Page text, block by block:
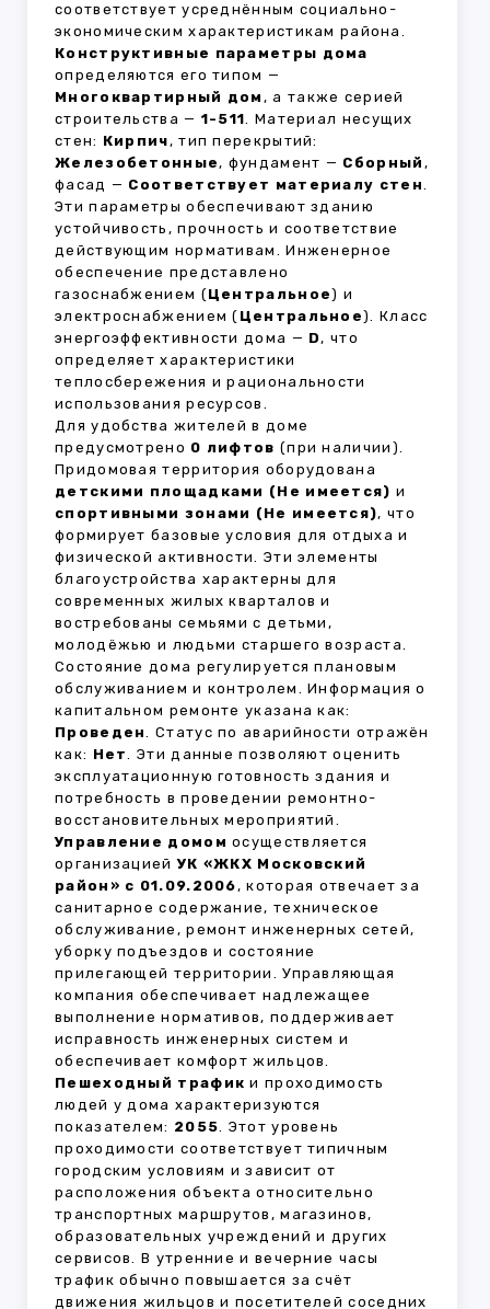
соответствует усреднённым социально-
экономическим характеристикам района.
Конструктивные параметры дома
определяются его типом —
Многоквартирный дом , а также серией
строительства — 1-511. Материал несущих
стен: Кирпич, тип перекрытий:
Железобетонные, фундамент — Сборный ,
фасад — Соответствует материалу стен.
Эти параметры обеспечивают зданию
устойчивость, прочность и соответствие
действующим нормативам. Инженерное
обеспечение представлено
газоснабжением (Центральное) и
электроснабжением ( Центральное). Класс
энергоэффективности дома — D, что
определяет характеристики
теплосбережения и рациональности
использования ресурсов.
Для удобства жителей в доме
предусмотрено 0 лифтов (при наличии).
Придомовая территория оборудована
детскими площадками (Не имеется) и
спортивными зонами (Не имеется), что
формирует базовые условия для отдыха и
физической активности. Эти элементы
благоустройства характерны для
современных жилых кварталов и
востребованы семьями с детьми,
молодёжью и людьми старшего возраста.
Состояние дома регулируется плановым
обслуживанием и контролем. Информация о
капитальном ремонте указана как:
Проведен. Статус по аварийности отражён
как: Нет. Эти данные позволяют оценить
эксплуатационную готовность здания и
потребность в проведении ремонтно-
восстановительных мероприятий.
Управление домом осуществляется
организациейУК «ЖКХ Московский
район» с 01.09.2006, которая отвечает за
санитарное содержание, техническое
обслуживание, ремонт инженерных сетей,
уборку подъездов и состояние
прилегающей территории. Управляющая
компания обеспечивает надлежащее
выполнение нормативов, поддерживает
исправность инженерных систем и
обеспечивает комфорт жильцов.
Пешеходный трафик и проходимость
людей у дома характеризуются
показателем: 2055. Этот уровень
проходимости соответствует типичным
городским условиям и зависит от
расположения объекта относительно
транспортных маршрутов, магазинов,
образовательных учреждений и других
сервисов. В утренние и вечерние часы
трафик обычно повышается за счёт
движения жильцов и посетителей соседних